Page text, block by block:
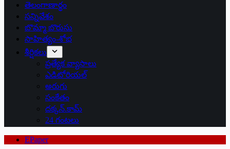
తెలంగాణార్థం
సన్నివేశం
బొమ్మా బొరుసు
సాహిత్యం-శోభ
శీర్షికలు
ప్రత్యేక వ్యాసాలు
ఎడిటోరియల్
అరుగు
సంకేతం
దక్కన్.కామ్
24 గంటలు
EPaper